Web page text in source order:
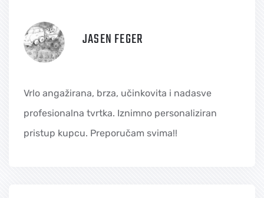
JASEN FEGER
Vrlo angažirana, brza, učinkovita i nadasve
profesionalna tvrtka. Iznimno personaliziran
pristup kupcu. Preporučam svima!!